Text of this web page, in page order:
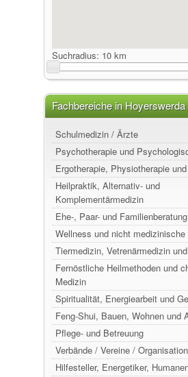
Suchradius: 10 km
Fachbereiche in Hoyerswerda
Schulmedizin / Ärzte
Psychotherapie und
Ergotherapie, Physiotherapie
Heilpraktik, Alternativ- und
Komplementärmedizin
Ehe-, Paar- und Familienberatung
Wellness und nicht
Tiermedizin, Vetrenärmedizin
Fernöstliche Heilmethoden und
Medizin
Spiritualität, Energiearbeit und
Feng-Shui, Bauen, Wohnen und
Pflege- und Betreuung
Verbände / Vereine /
Hilfesteller, Energetiker,